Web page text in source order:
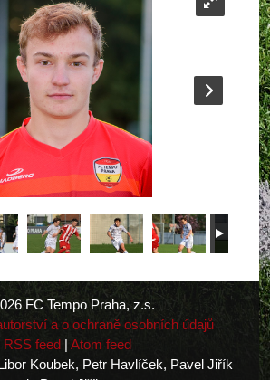
FC Tempo Praha, z.s.
a o ochraně osobních údajů
RSS feed
Atom feed
Koubek, Petr Havlíček, Pavel Jiřík